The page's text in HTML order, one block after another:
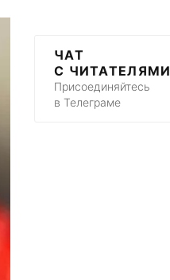
ЧАТ
С ЧИТАТЕЛЯМИ
Присоединяйтесь
в Телеграме